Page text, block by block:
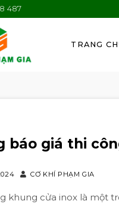
487
TRANG
báo giá thi
CƠ KHÍ PHẠM GIA
khung cửa inox là một